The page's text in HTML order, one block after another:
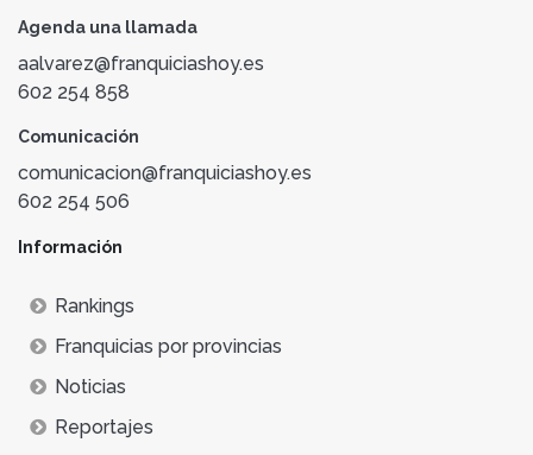
Agenda una llamada
aalvarez@franquiciashoy.es
602 254 858
Comunicación
comunicacion@franquiciashoy.es
602 254 506
Información
Rankings
Franquicias por provincias
Noticias
Reportajes